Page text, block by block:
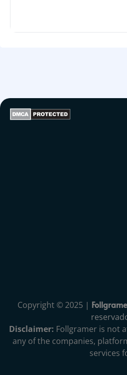
Copyright © 2025 |
Disclaimer: Follgramer is not
any of the companies,
services